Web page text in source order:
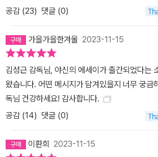
켜온 인생의 태도 결국 김성근이 이 책을 통해 말하고 싶은 것은 무수
면 마침내 새로운 길이 열린다는 인생의 진리다.
르친 제자들이 그것을 증명했다. 단 한 번이 아니
마주치는 모든 순간을 놓쳐서는 안 되며 아프다
의식 없이 쏟아부어야 한다는 김성근의 인생 철
대’의 이야기로 들릴 수도 있다. 그럼에도 김성근
하는 말마다 화제가 되고, 폭발적인 인기를 얻는
원히 늙지 않는’ 그라운드 위의 승부사로서 그 철
공감 (23) 댓글 (0)
가을가을한겨울 2023-11-15
김성근 감독님, 야신의 에세이가 출간되었다는
왔습니다. 어떤 메시지가 담겨있을지 너무 궁금
독님 건강하세요! 감사합니다.
공감 (14) 댓글 (0)
이환희 2023-11-15